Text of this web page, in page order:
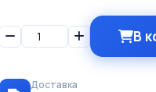
В
Доставка